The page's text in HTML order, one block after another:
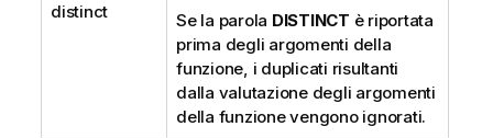
distinct Se la parola DISTINCT è riportata
prima degli argomenti della
funzione, i duplicati risultanti
dalla valutazione degli argomenti
della funzione vengono ignorati.